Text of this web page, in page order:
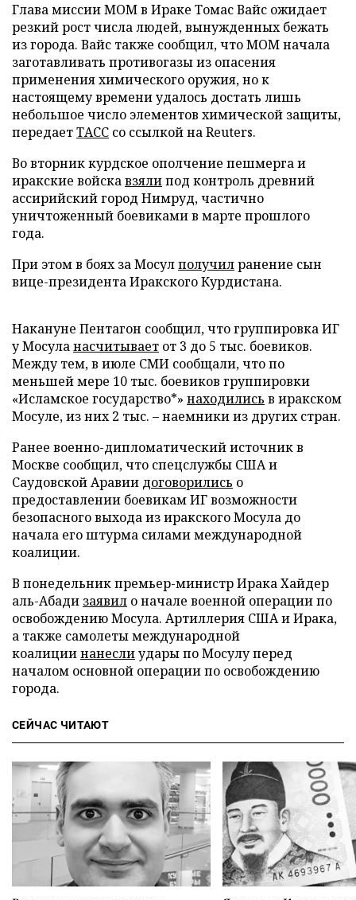
Глава миссии МОМ в Ираке Томас Вайс ожидает
резкий рост числа людей, вынужденных бежать
из города. Вайс также сообщил, что МОМ начала
заготавливать противогазы из опасения
применения химического оружия, но к
настоящему времени удалось достать лишь
небольшое число элементов химической защиты,
передаетТАСС со ссылкой на Reuters.
Во вторник курдское ополчение пешмерга и
иракские войскавзялипод контроль древний
ассирийский город Нимруд, частично
уничтоженный боевиками в марте прошлого
года.
При этом в боях за Мосулполучилранение сын
вице-президента Иракского Курдистана.
Накануне Пентагон сообщил, что группировка ИГ
у Мосуланасчитывает от 3 до 5 тыс. боевиков.
Между тем, в июле СМИ сообщали, что по
меньшей мере 10 тыс. боевиков группировки
«Исламское государство*» находились в иракском
Мосуле, из них 2 тыс. – наемники из других стран.
Ранее военно-дипломатический источник в
Москве сообщил, что спецслужбы США и
Саудовской Аравии договорились о
предоставлении боевикам ИГ возможности
безопасного выхода из иракского Мосула до
начала его штурма силами международной
коалиции.
В понедельник премьер-министр Ирака Хайдер
аль-Абади заявил о начале военной операции по
освобождению Мосула. Артиллерия США и Ирака,
а также самолеты международной
коалициинанеслиудары по Мосулу перед
началом основной операции по освобождению
города.
СЕЙЧАС ЧИТАЮТ